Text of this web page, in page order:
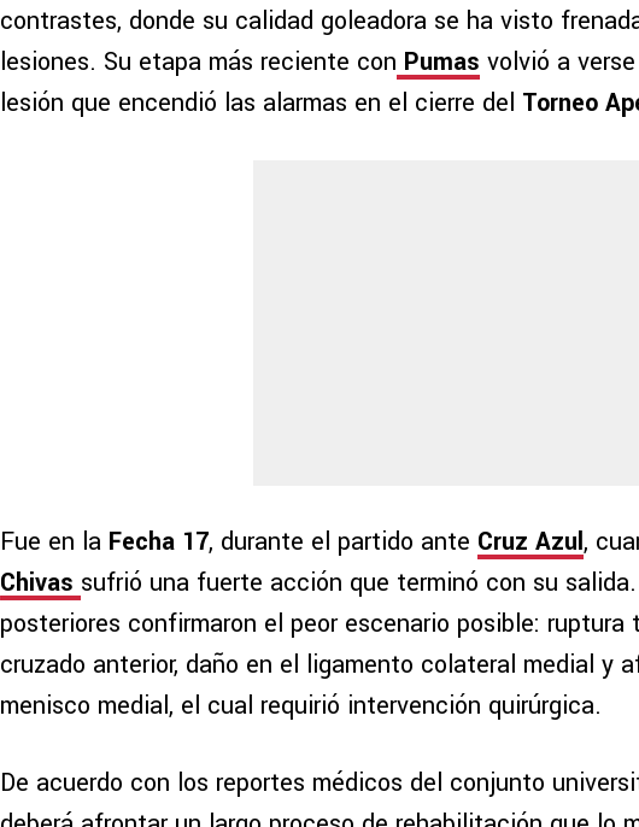
contrastes, donde su calidad goleadora se ha visto
lesiones. Su etapa más reciente con Pumas volvió a
lesión que encendió las alarmas en el cierre del Torneo
Fue en la Fecha 17, durante el partido ante Cruz Azul,
Chivas sufrió una fuerte acción que terminó con su
posteriores confirmaron el peor escenario posible:
cruzado anterior, daño en el ligamento colateral medial y
menisco medial, el cual requirió intervención quirúrgica.
De acuerdo con los reportes médicos del conjunto